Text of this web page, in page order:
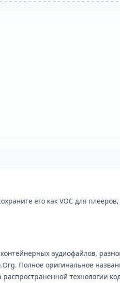
его как VOC для
аудиофайлов,
Полное оригинальное
технологии